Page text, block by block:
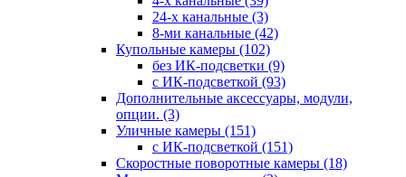
24-х канальные (3)
8-ми канальные (42)
Купольные камеры (102)
без ИК-подсветки (9)
с ИК-подсветкой (93)
Дополнительные аксессуары, модули,
опции. (3)
Уличные камеры (151)
с ИК-подсветкой (151)
Скоростные поворотные камеры (18)